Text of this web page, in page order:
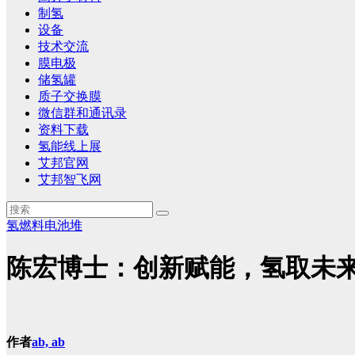
制氢
设备
技术交流
膜电极
储氢罐
质子交换膜
微信群和通讯录
资料下载
氢能线上展
艾邦官网
艾邦智飞网
氢燃料电池堆
陈宏博士：创新赋能，氢取未
作者ab, ab